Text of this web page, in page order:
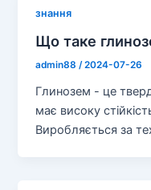
знання
Що таке
admin88/2024-07-26
Глинозем - це
має високу
Виробляється за